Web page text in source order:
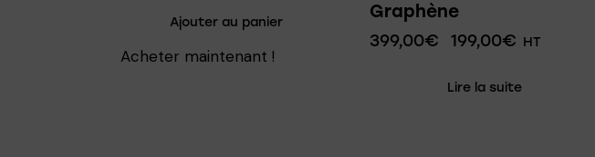
Ajouter au panier
Acheter maintenant !
Graphène
399,00€ 199,00€ HT
Lire la suite